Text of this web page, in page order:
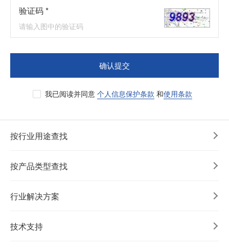
验证码 *
确认提交
我已阅读并同意 个人信息保护条款 和使用条款
按行业用途查找
按产品类型查找
行业解决方案
技术支持